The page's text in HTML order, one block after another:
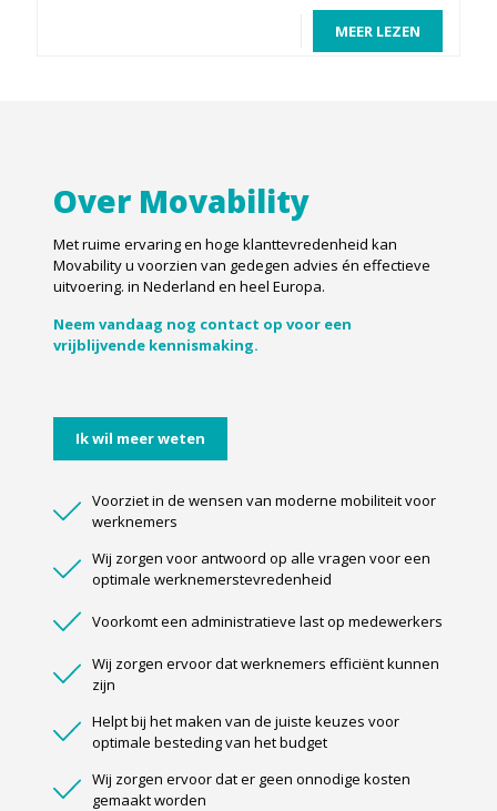
MEER LEZEN
Over Movability
Met ruime ervaring en hoge klanttevredenheid kan
Movability u voorzien van gedegen advies én effectieve
uitvoering. in Nederland en heel Europa.
Neem vandaag nog contact op voor een
vrijblijvende kennismaking.
Ik wil meer weten
Voorziet in de wensen van moderne mobiliteit voor
werknemers
Wij zorgen voor antwoord op alle vragen voor een
optimale werknemerstevredenheid
Voorkomt een administratieve last op medewerkers
Wij zorgen ervoor dat werknemers efficiënt kunnen
zijn
Helpt bij het maken van de juiste keuzes voor
optimale besteding van het budget
Wij zorgen ervoor dat er geen onnodige kosten
gemaakt worden